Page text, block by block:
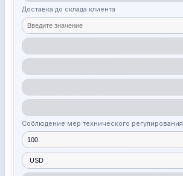
Доставка до склада клиента
Соблюдение мер технического регулирования